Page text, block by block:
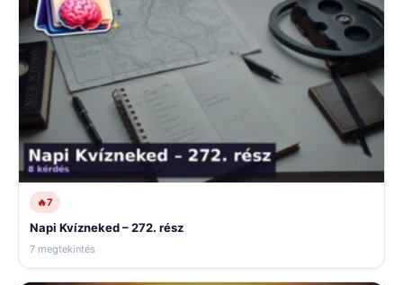
🔥7
Napi Kvízneked – 272. rész
7 megtekintés